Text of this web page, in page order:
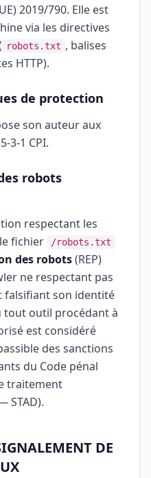
2019/790. Elle est
via les directives
robots.txt , balises
HTTP).
de protection
son auteur aux
3-1 CPI.
robots
respectant les
fichier
/robots.txt
des robots(REP)
ne respectant pas
falsifiant son identité
tout outil procédant à
est considéré
des sanctions
du Code pénal
traitement
STAD).
DE